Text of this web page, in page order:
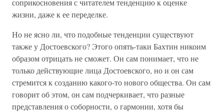
соприкосновения с читателем тенденцию к оценке
жизни, даже к ее переделке.
Но не ясно ли, что подобные тенденции существуют
также у Достоевского? Этого опять-таки Бахтин никоим
образом отрицать не сможет. Он сам понимает, что не
только действующие лица Достоевского, но и он сам
стремится к созданию какого-то нового общества. Он сам
говорит об этом, он сам подчеркивает, что разные
представления о соборности, о гармонии, хотя бы